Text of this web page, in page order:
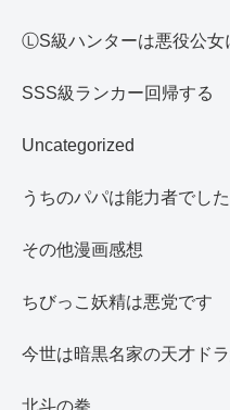
ⓁS級ハンターは悪役公女
SSS級ランカー回帰する
Uncategorized
うちのパパは能力者でした
その他漫画感想
ちびっこ妖精は悪党です
今世は暗黒名家の天才ド